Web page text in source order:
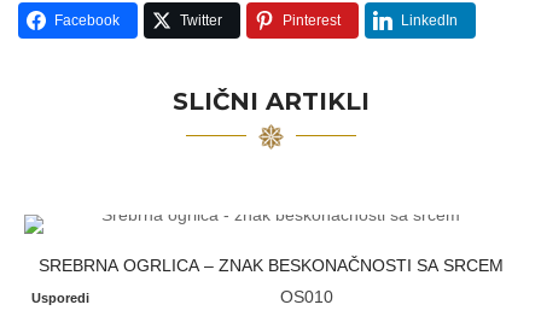
Facebook Twitter Pinterest LinkedIn
SLIČNI ARTIKLI
SREBRNA OGRLICA – ZNAK BESKONAČNOSTI SA SRCEM
Usporedi OS010